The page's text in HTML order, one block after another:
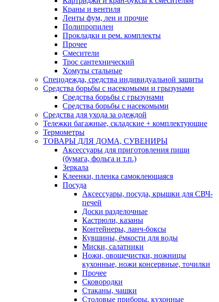
Краны и вентиля
Ленты фум, лен и прочие
Полипропилен
Прокладки и рем. комплекты
Прочее
Смесители
Трос сантехнический
Хомуты стальные
Спецодежда, средства индивидуальной защиты
Средства борьбы с насекомыми и грызунами
Средства борьбы с грызунами
Средства борьбы с насекомыми
Средства для ухода за одеждой
Тележки багажные, складские + комплектующие
Термометры
ТОВАРЫ ДЛЯ ДОМА, СУВЕНИРЫ
Аксессуары для приготовления пищи
(бумага, фольга и т.п.)
Зеркала
Клеенки, пленка самоклеющаяся
Посуда
Аксессуары, посуда, крышки для СВЧ-
печей
Доски разделочные
Кастрюли, казаны
Контейнеры, ланч-боксы
Кувшины, ёмкости для воды
Миски, салатники
Ножи, овощечистки, ножницы
кухонные, ножи консервные, точилки
Прочее
Сковородки
Стаканы, чашки
Столовые приборы, кухонные